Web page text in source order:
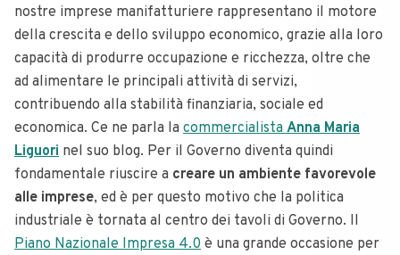
nostre imprese manifatturiere rappresentano il motore
della crescita e dello sviluppo economico, grazie alla loro
capacità di produrre occupazione e ricchezza, oltre che
ad alimentare le principali attività di servizi,
contribuendo alla stabilità finanziaria, sociale ed
economica. Ce ne parla la commercialistaAnna Maria
Liguori nel suo blog. Per il Governo diventa quindi
fondamentale riuscire a creare un ambiente favorevole
alle imprese, ed è per questo motivo che la politica
industriale è tornata al centro dei tavoli di Governo. Il
Piano Nazionale Impresa 4.0 è una grande occasione per